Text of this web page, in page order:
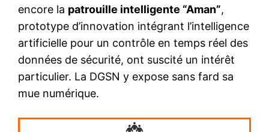
encore la patrouille intelligente “Aman”,
prototype d’innovation intégrant l’intelligence
artificielle pour un contrôle en temps réel des
données de sécurité, ont suscité un intérêt
particulier. La DGSN y expose sans fard sa
mue numérique.